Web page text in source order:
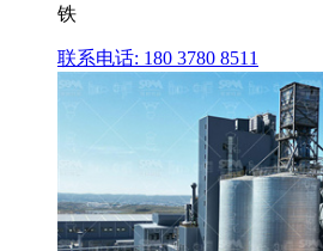
铁
联系电话: 180 3780 8511